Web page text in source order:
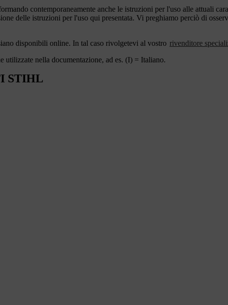
contemporaneamente anche le istruzioni per l'uso alle attuali
delle istruzioni per l'uso qui presentata. Vi preghiamo perciò di
disponibili online. In tal caso rivolgetevi al vostro rivenditore
utilizzate nella documentazione, ad es. (I) = Italiano.
STIHL